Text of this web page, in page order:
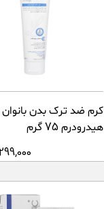
کرم ضد ترک بدن بانوان
هیدرودرم 75 گرم